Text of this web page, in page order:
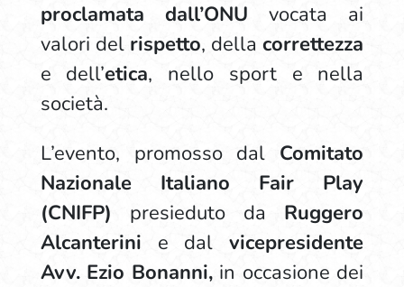
proclamata dall’ONUvocata ai
valori del rispetto, dellacorrettezza
e dell’etica, nello sport e nella
società.
L’evento, promosso dal Comitato
Nazionale Italiano Fair Play
(CNIFP) presieduto da Ruggero
Alcanterini e dalvicepresidente
Avv. Ezio Bonanni,in occasione dei